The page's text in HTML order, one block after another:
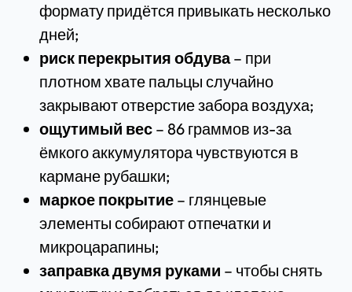
формату придётся привыкать несколько
дней;
риск перекрытия обдува– при
плотном хвате пальцы случайно
закрывают отверстие забора воздуха;
ощутимый вес– 86 граммов из-за
ёмкого аккумулятора чувствуются в
кармане рубашки;
маркое покрытие– глянцевые
элементы собирают отпечатки и
микроцарапины;
заправка двумя руками – чтобы снять